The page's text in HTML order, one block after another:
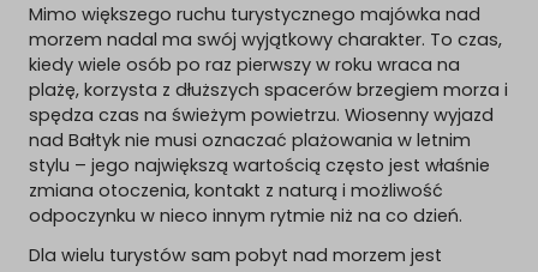
Mimo większego ruchu turystycznego majówka nad
morzem nadal ma swój wyjątkowy charakter. To czas,
kiedy wiele osób po raz pierwszy w roku wraca na
plażę, korzysta z dłuższych spacerów brzegiem morza i
spędza czas na świeżym powietrzu. Wiosenny wyjazd
nad Bałtyk nie musi oznaczać plażowania w letnim
stylu – jego największą wartością często jest właśnie
zmiana otoczenia, kontakt z naturą i możliwość
odpoczynku w nieco innym rytmie niż na co dzień.
Dla wielu turystów sam pobyt nad morzem jest